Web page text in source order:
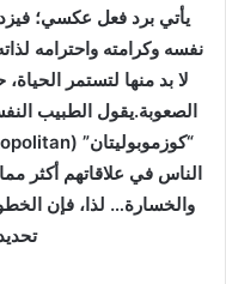
يأتي برد فعل عكسي؛
نفسه وكرامته واحترامه
لا بد منها لتستمر
الصعوبة.يقول الطبيب
الناس في علاقاتهم أكثر
والخسارة… لذا، فإن